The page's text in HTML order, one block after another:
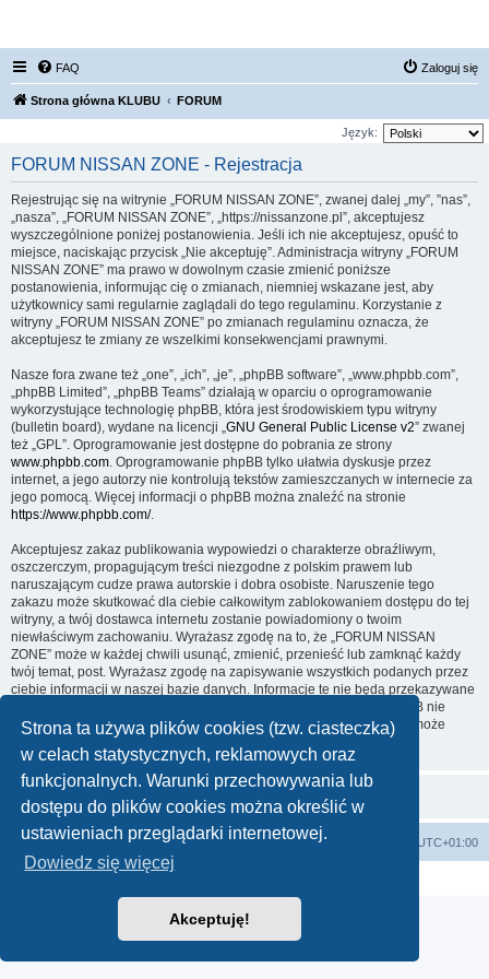
Strona ta używa plików cookies (tzw. ciasteczka)
w celach statystycznych, reklamowych oraz
funkcjonalnych. Warunki przechowywania lub
dostępu do plików cookies można określić w
ustawieniach przeglądarki internetowej.
Dowiedz się więcej
Akceptuję!
FAQ Zaloguj się
Strona główna KLUBU FORUM
Język:
FORUM NISSAN ZONE - Rejestracja
Rejestrując się na witrynie „FORUM NISSAN ZONE”, zwanej dalej „my”, ”nas”,
„nasza”, „FORUM NISSAN ZONE”, „https://nissanzone.pl”, akceptujesz
wyszczególnione poniżej postanowienia. Jeśli ich nie akceptujesz, opuść to
miejsce, naciskając przycisk „Nie akceptuję”. Administracja witryny „FORUM
NISSAN ZONE” ma prawo w dowolnym czasie zmienić poniższe
postanowienia, informując cię o zmianach, niemniej wskazane jest, aby
użytkownicy sami regularnie zaglądali do tego regulaminu. Korzystanie z
witryny „FORUM NISSAN ZONE” po zmianach regulaminu oznacza, że
akceptujesz te zmiany ze wszelkimi konsekwencjami prawnymi.
Nasze fora zwane też „one”, „ich”, „je”, „phpBB software”, „www.phpbb.com”,
„phpBB Limited”, „phpBB Teams” działają w oparciu o oprogramowanie
wykorzystujące technologię phpBB, która jest środowiskiem typu witryny
(bulletin board), wydane na licencji „GNU General Public License v2” zwanej
też „GPL”. Oprogramowanie jest dostępne do pobrania ze strony
www.phpbb.com. Oprogramowanie phpBB tylko ułatwia dyskusje przez
internet, a jego autorzy nie kontrolują tekstów zamieszczanych w internecie za
jego pomocą. Więcej informacji o phpBB można znaleźć na stronie
https://www.phpbb.com/.
Akceptujesz zakaz publikowania wypowiedzi o charakterze obraźliwym,
oszczerczym, propagującym treści niezgodne z polskim prawem lub
naruszającym cudze prawa autorskie i dobra osobiste. Naruszenie tego
zakazu może skutkować dla ciebie całkowitym zablokowaniem dostępu do tej
witryny, a twój dostawca internetu zostanie powiadomiony o twoim
niewłaściwym zachowaniu. Wyrażasz zgodę na to, że „FORUM NISSAN
ZONE” może w każdej chwili usunąć, zmienić, przenieść lub zamknąć każdy
twój temat, post. Wyrażasz zgodę na zapisywanie wszystkich podanych przez
ciebie informacji w naszej bazie danych. Informacje te nie będą przekazywane
nikomu bez twojej zgody, ale ani „FORUM NISSAN ZONE”, ani phpBB nie
ponosi odpowiedzialności za włamania do witryny, podczas których może
dojść do kradzieży danych.
Strona główna KLUBU FORUM UTC+01:00
Technologię dostarcza